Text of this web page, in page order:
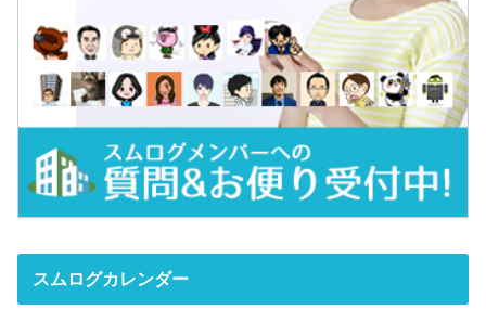
スムログカレンダー